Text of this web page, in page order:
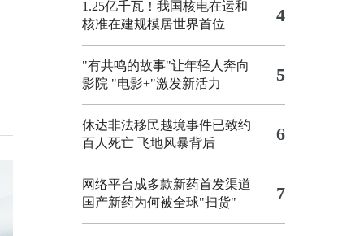
1.25亿千瓦！我国核电在运和
核准在建规模居世界首位
4
"有共鸣的故事"让年轻人奔向
影院 "电影+"激发新活力 5
休达非法移民越境事件已致约
百人死亡 飞地风暴背后 6
网络平台成多款新药首发渠道
国产新药为何被全球"扫货"
7